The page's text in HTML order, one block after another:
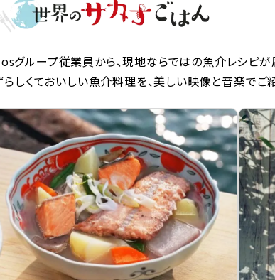
グループ従業員から、現地ならではの魚介レシピが
らしくておいしい魚介料理を、美しい映像と音楽でご